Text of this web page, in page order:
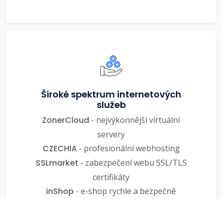
Široké spektrum internetových
služeb
ZonerCloud - nejvýkonnější virtuální
servery
CZECHIA- profesionální webhosting
SSLmarket - zabezpečení webu SSL/TLS
certifikáty
inShop - e-shop rychle a bezpečně